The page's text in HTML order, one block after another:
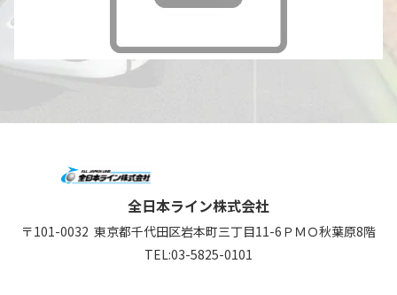
全日本ライン株式会社
〒101-0032 東京都千代田区岩本町三丁目11-6 ＰＭＯ秋葉原8階
TEL:03-5825-0101